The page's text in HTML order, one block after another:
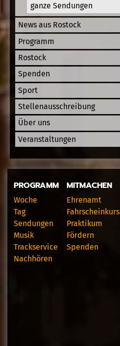
ganze Sendungen
News aus Rostock
Programm
Rostock
Spenden
Sport
Stellenausschreibung
Über uns
Veranstaltungen
PROGRAMM
Woche
Tag
Sendungen
Musik
Trackservice
Nachhören
MITMACHEN
Ehrenamt
Fahrscheinkurs
Praktikum
Fördern
Spenden